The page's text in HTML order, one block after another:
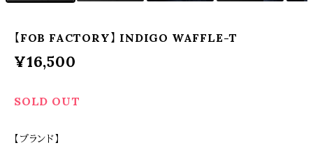
【FOB FACTORY】 INDIGO WAFFLE-T
¥16,500
SOLD OUT
【ブランド】